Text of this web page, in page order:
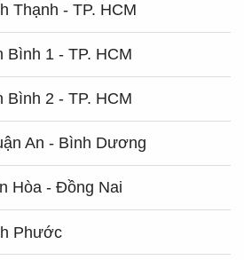
Thạnh - TP. HCM
Bình 1 - TP. HCM
Bình 2 - TP. HCM
An - Bình Dương
Hòa - Đồng Nai
Phước